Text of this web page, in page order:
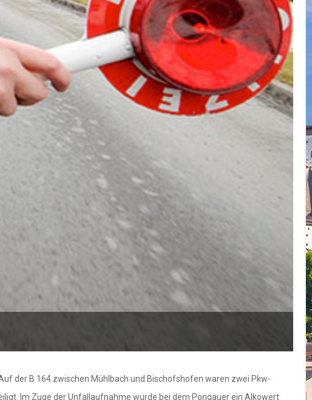
der B 164 zwischen Mühlbach und Bischofshofen waren zwei Pkw-
Im Zuge der Unfallaufnahme wurde bei dem Pongauer ein Alkowert